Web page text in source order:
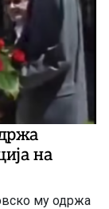
на
му одржа